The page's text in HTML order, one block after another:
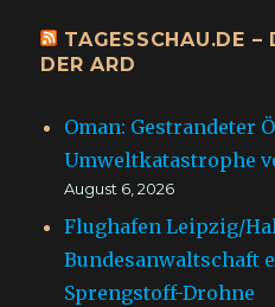
TAGESSCHAU.DE –
DER ARD
Oman: Gestrandeter
Umweltkatastrophe
August 6, 2026
Flughafen Leipzig/
Bundesanwaltschaft
Sprengstoff-Drohne